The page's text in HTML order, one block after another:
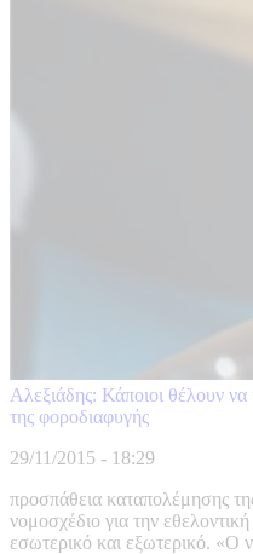
Αλεξιάδης: Κάποιοι θέλουν
της φοροδιαφυγής
29/11/2015 - 18:29
προσπάθεια καταπολέμησης
νομοσχέδιο για την
εσωτερικό και εξωτερικό. «Ο